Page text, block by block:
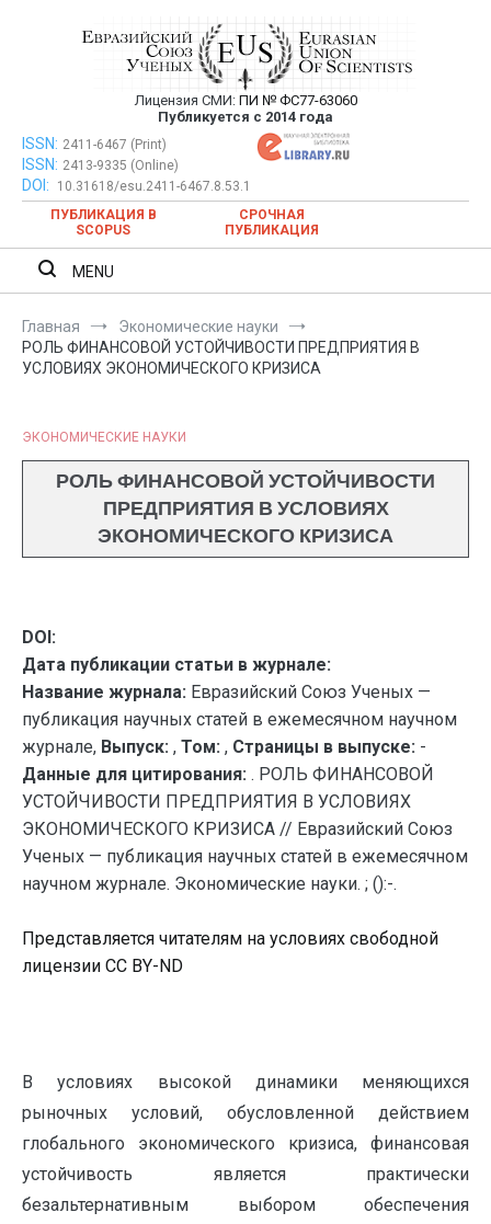
Евразийский Союз Ученых —
публикация научных статей в
ежемесячном научном журнале
Лицензия СМИ: ПИ № ФС77-63060
Публикуется с 2014 года
Евразийский Союз Ученых — публикация научных статей в
ежемесячном научном журнале
ISSN: 2411-6467 (Print)
ISSN: 2413-9335 (Online)
DOI:
10.31618/esu.2411-6467.8.53.1
ПУБЛИКАЦИЯ В
SCOPUS
СРОЧНАЯ
ПУБЛИКАЦИЯ
MENU
Главная
Экономические науки
РОЛЬ ФИНАНСОВОЙ УСТОЙЧИВОСТИ ПРЕДПРИЯТИЯ В
УСЛОВИЯХ ЭКОНОМИЧЕСКОГО КРИЗИСА
ЭКОНОМИЧЕСКИЕ НАУКИ
РОЛЬ ФИНАНСОВОЙ УСТОЙЧИВОСТИ
ПРЕДПРИЯТИЯ В УСЛОВИЯХ
ЭКОНОМИЧЕСКОГО КРИЗИСА
DOI:
Дата публикации статьи в журнале:
Название журнала: Евразийский Союз Ученых —
публикация научных статей в ежемесячном научном
журнале, Выпуск: , Том: , Страницы в выпуске: -
Данные для цитирования: . РОЛЬ ФИНАНСОВОЙ
УСТОЙЧИВОСТИ ПРЕДПРИЯТИЯ В УСЛОВИЯХ
ЭКОНОМИЧЕСКОГО КРИЗИСА // Евразийский Союз
Ученых — публикация научных статей в ежемесячном
научном журнале. Экономические науки. ; ():-.
Представляется читателям на условиях свободной
лицензии CC BY-ND
В условиях высокой динамики меняющихся
рыночных условий, обусловленной действием
глобального экономического кризиса, финансовая
устойчивость является практически
безальтернативным выбором обеспечения